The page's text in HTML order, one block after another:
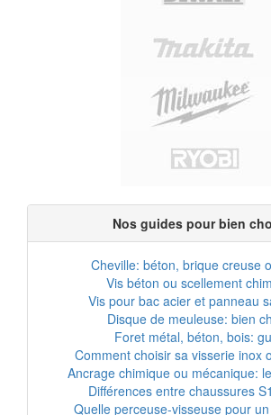
Nos guides pour bien
Cheville: béton, brique creuse
Vis béton ou scellement
Vis pour bac acier et panneau
Disque de meuleuse: bien
Foret métal, béton, bois:
Comment choisir sa visserie inox
Ancrage chimique ou mécanique:
Différences entre chaussures
Quelle perceuse-visseuse pour